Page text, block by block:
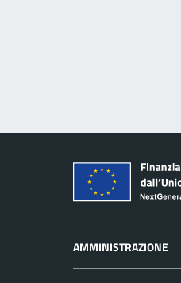
AMMINISTRAZIONE